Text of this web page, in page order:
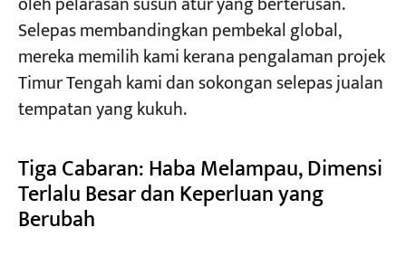
Selepas membandingkan pembekal global,
mereka memilih kami kerana pengalaman projek
Timur Tengah kami dan sokongan selepas jualan
tempatan yang kukuh.
Tiga Cabaran: Haba Melampau, Dimensi
Terlalu Besar dan Keperluan yang
Berubah